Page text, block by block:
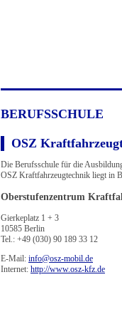
BERUFSSCHULE
OSZ
Die Berufsschule für die
OSZ Kraftfahrzeugtechnik liegt in
Oberstufenzentrum
Gierkeplatz 1 + 3
10585 Berlin
Tel.: +49 (030) 90 189 33 12
E-Mail: info@osz-mobil.de
Internet: http://www.osz-kfz.de